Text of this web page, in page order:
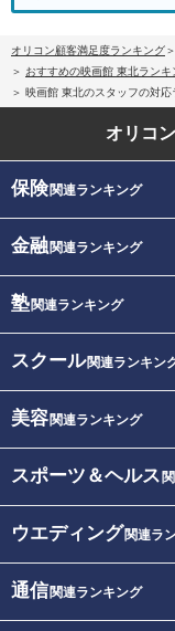
オリコン顧客満足度ランキング
おすすめの映画館 東北ランキ
映画館 東北のスタッフの対
オリコ
保険関連ランキング
金融関連ランキング
塾関連ランキング
スクール関連ランキン
美容関連ランキング
スポーツ＆ヘルス
ウエディング関連ラ
通信関連ランキング